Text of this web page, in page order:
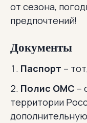
от сезона,
предпочтений!
Документы
Паспорт –
Полис ОМС –
территории